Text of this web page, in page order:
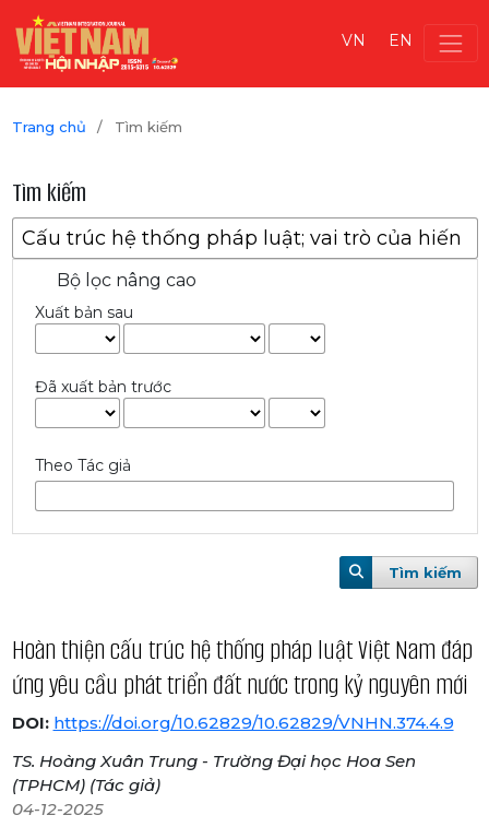
VN EN
Trang chủ / Tìm kiếm
Tìm kiếm
Bộ lọc nâng cao
Xuất bản sau
Đã xuất bản trước
Theo Tác giả
Tìm kiếm
Hoàn thiện cấu trúc hệ thống pháp luật Việt Nam đáp
ứng yêu cầu phát triển đất nước trong kỷ nguyên mới
DOI: https://doi.org/10.62829/10.62829/VNHN.374.4.9
TS. Hoàng Xuân Trung - Trường Đại học Hoa Sen
(TPHCM) (Tác giả)
04-12-2025